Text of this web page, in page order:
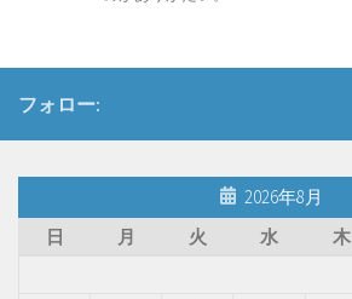
フォロー:
2026年8月
日
月 火 水 木